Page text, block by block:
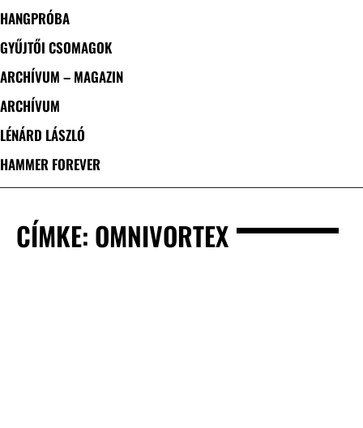
HANGPRÓBA
GYŰJTŐI CSOMAGOK
ARCHÍVUM – MAGAZIN
ARCHÍVUM
LÉNÁRD LÁSZLÓ
HAMMER FOREVER
CÍMKE: OMNIVORTEX